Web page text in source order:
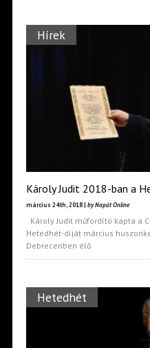
Hírek
Károly Judit 2018-ban a
március 24th, 2018 | by Napút Online
Károly Judit műfordító kapta a
Hetedhét-díját március
Debrecenben élő
Hetedhét